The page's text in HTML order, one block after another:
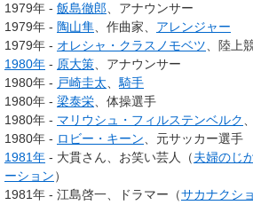
1979年 - 飯島徹郎 、アナウンサー
1979年 - 陶山隼 、作曲家、 アレンジャー
1979年 - オレシャ・クラスノモベツ 、陸上
1980年 - 原大策 、アナウンサー
1980年 - 戸崎圭太
騎手
1980年 - 梁泰栄 、体操選手
1980年 - マリウシュ・フィルステンベルク
1980年 - ロビー・キーン 、元サッカー選手
1981年 - 大貫さん、お笑い芸人（夫婦のじ
ーション）
1981年 - 江島啓一、ドラマー（サカナクシ